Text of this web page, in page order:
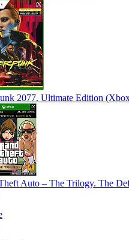
2077. Ultimate Edition
Auto – The Trilogy. The